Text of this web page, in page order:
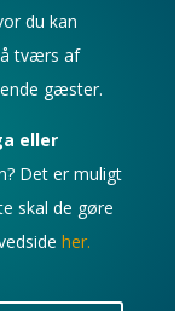
du kan
tværs af
gæster.
eller
Det er muligt
skal de gøre
her.